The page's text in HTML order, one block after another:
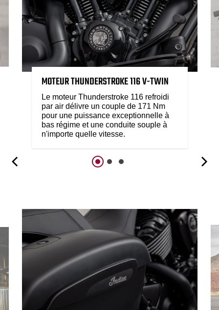
MOTEUR THUNDERSTROKE 116 V-TWIN
Le moteur Thunderstroke 116 refroidi
par air délivre un couple de 171 Nm
pour une puissance exceptionnelle à
bas régime et une conduite souple à
n'importe quelle vitesse.